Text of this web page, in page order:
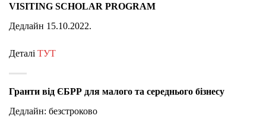
VISITING SCHOLAR PROGRAM
Дедлайн 15.10.2022.
Деталі ТУТ
Гранти від ЄБРР для малого та середнього бізнесу
Дедлайн: безстроково